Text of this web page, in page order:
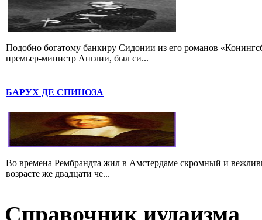
Подобно богатому банкиру Сидонии из его романов
премьер-министр Англии, был си...
БАРУХ ДЕ СПИНОЗА
Во времена Рембрандта жил в Амстердаме скромный и
возрасте же двадцати че...
Справочник иудаизма